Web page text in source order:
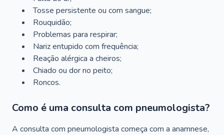
Tosse persistente ou com sangue;
Rouquidão;
Problemas para respirar;
Nariz entupido com frequência;
Reação alérgica a cheiros;
Chiado ou dor no peito;
Roncos.
Como é uma consulta com pneumologista?
A consulta com pneumologista começa com a anamnese,